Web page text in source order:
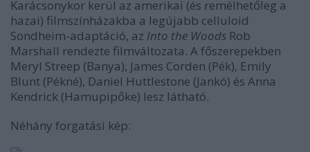
Karácsonykor kerül az amerikai (és remélhetőleg a
hazai) filmszínházakba a legújabb celluloid
Sondheim-adaptáció, az Into the Woods Rob
Marshall rendezte filmváltozata. A főszerepekben
Meryl Streep (Banya), James Corden (Pék), Emily
Blunt (Pékné), Daniel Huttlestone (Jankó) és Anna
Kendrick (Hamupipőke) lesz látható.
Néhány forgatási kép: